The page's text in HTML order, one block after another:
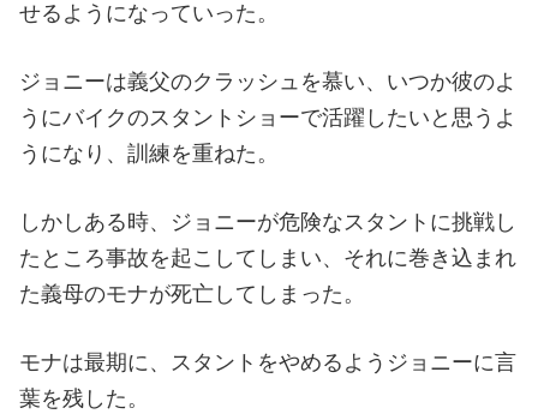
せるようになっていった。
ジョニーは義父のクラッシュを慕い、いつか彼のよ
うにバイクのスタントショーで活躍したいと思うよ
うになり、訓練を重ねた。
しかしある時、ジョニーが危険なスタントに挑戦し
たところ事故を起こしてしまい、それに巻き込まれ
た義母のモナが死亡してしまった。
モナは最期に、スタントをやめるようジョニーに言
葉を残した。